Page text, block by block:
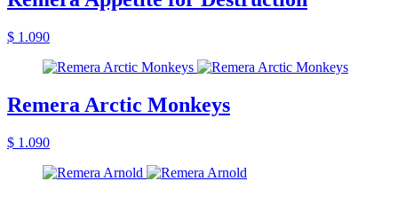
$ 1.090
Remera Arctic Monkeys
$ 1.090